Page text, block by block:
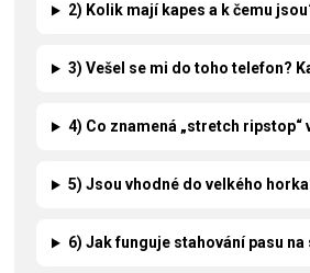
2) Kolik mají kapes a k čemu
3) Vešel se mi do toho telefon?
4) Co znamená „stretch ripstop“
5) Jsou vhodné do velkého
6) Jak funguje stahování pasu na